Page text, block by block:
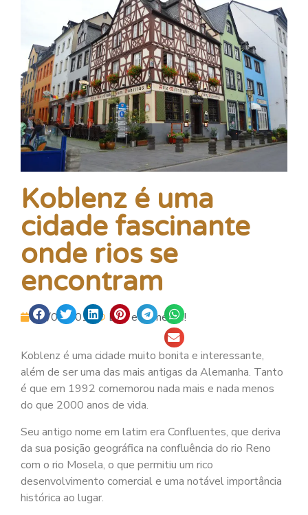
Koblenz é uma
cidade fascinante
onde rios se
encontram
19/09/2014 Leia e Comente!
Koblenz é uma cidade muito bonita e interessante,
além de ser uma das mais antigas da Alemanha. Tanto
é que em 1992 comemorou nada mais e nada menos
do que 2000 anos de vida.
Seu antigo nome em latim era Confluentes, que deriva
da sua posição geográfica na confluência do rio Reno
com o rio Mosela, o que permitiu um rico
desenvolvimento comercial e uma notável importância
histórica ao lugar.